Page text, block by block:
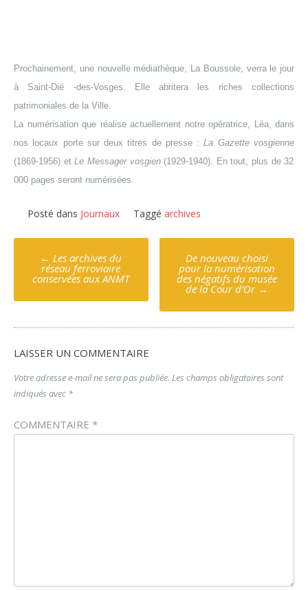
Prochainement, une nouvelle médiathèque, La Boussole, verra le jour
à Saint-Dié -des-Vosges. Elle abritera les riches collections
patrimoniales de la Ville.
La numérisation que réalise actuellement notre opératrice, Léa, dans
nos locaux porte sur deux titres de presse :La Gazette vosgienne
(1869-1956) etLe Messager vosgien(1929-1940). En tout, plus de 32
000 pages seront numérisées.
Posté dans Journaux Taggé archives
Poste
navigation
← Les archives du
réseau ferroviaire
conservées aux ANMT
De nouveau choisi
pour la numérisation
des négatifs du musée
de la Cour d’Or →
LAISSER UN COMMENTAIRE
Votre adresse e-mail ne sera pas publiée. Les champs obligatoires sont
indiqués avec *
COMMENTAIRE *